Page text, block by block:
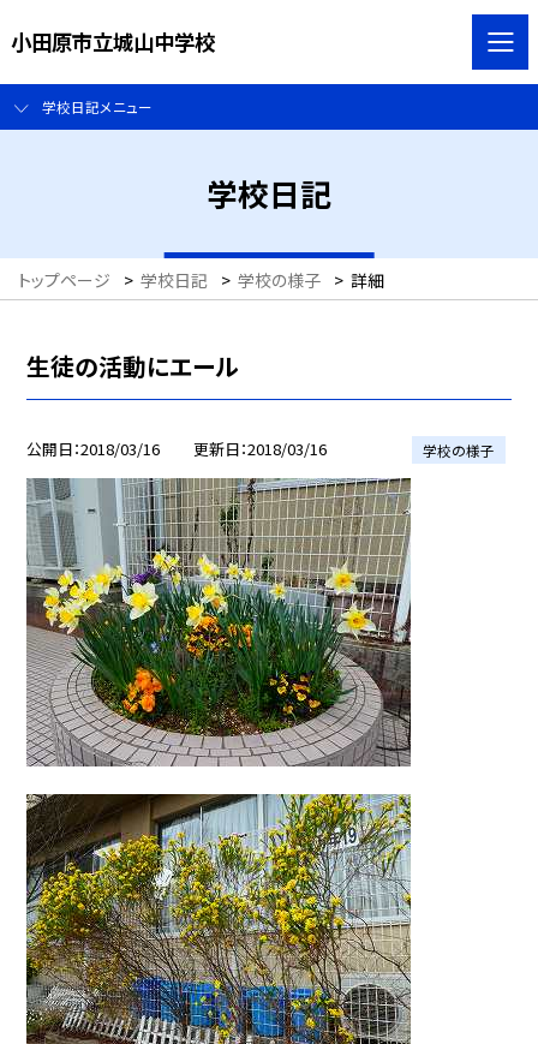
小田原市立城山中学校
学校日記メニュー
学校日記
トップページ > 学校日記 > 学校の様子 > 詳細
生徒の活動にエール
公開日 2018/03/16 更新日 2018/03/16 学校の様子